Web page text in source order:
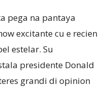
pega na pantaya
excitante cu e recien
estelar. Su
presidente Donald
grandi di opinion